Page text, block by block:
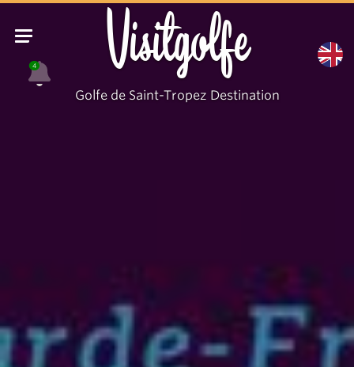
4 Visitgolfe
Golfe de Saint-Tropez Destination